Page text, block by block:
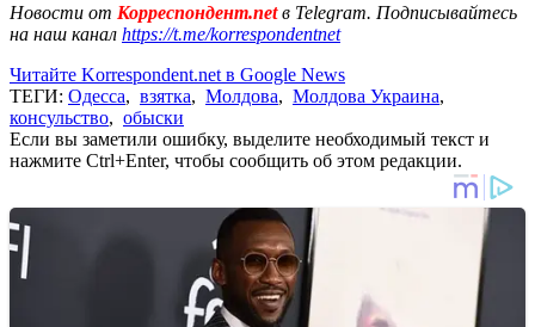
Новости от Корреспондент.netв Telegram. Подписывайтесь
на наш канал https://t.me/korrespondentnet
Читайте Korrespondent.net в Google News
ТЕГИ: Одесса, взятка, Молдова, Молдова Украина,
консульство, обыски
Если вы заметили ошибку, выделите необходимый текст и
нажмите Ctrl+Enter, чтобы сообщить об этом редакции.